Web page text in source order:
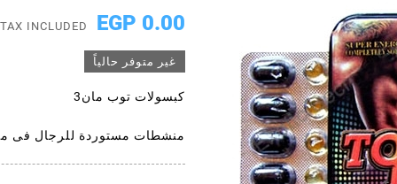
0.00 EGP
TAX INCLUDED
غير متوفر حالياً
كبسولات توب مان3
منشطات مستوردة للرجال فى